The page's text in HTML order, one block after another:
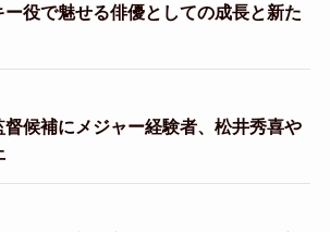
役で魅せる俳優としての成長と新た
候補にメジャー経験者、松井秀喜や